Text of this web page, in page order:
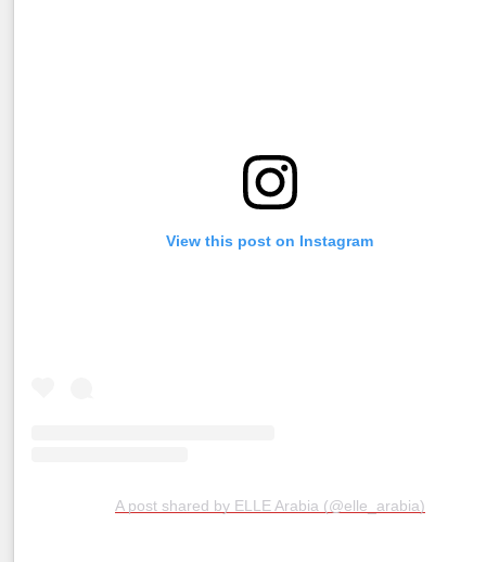
View this post on Instagram
A post shared by ELLE Arabia (@elle_arabia)